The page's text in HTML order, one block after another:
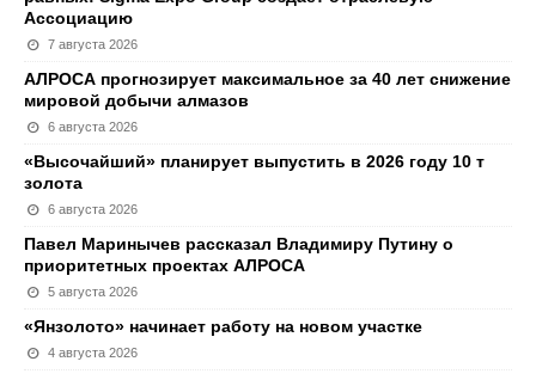
Ассоциацию
7 августа 2026
АЛРОСА прогнозирует максимальное за 40 лет снижение
мировой добычи алмазов
6 августа 2026
«Высочайший» планирует выпустить в 2026 году 10 т
золота
6 августа 2026
Павел Маринычев рассказал Владимиру Путину о
приоритетных проектах АЛРОСА
5 августа 2026
«Янзолото» начинает работу на новом участке
4 августа 2026